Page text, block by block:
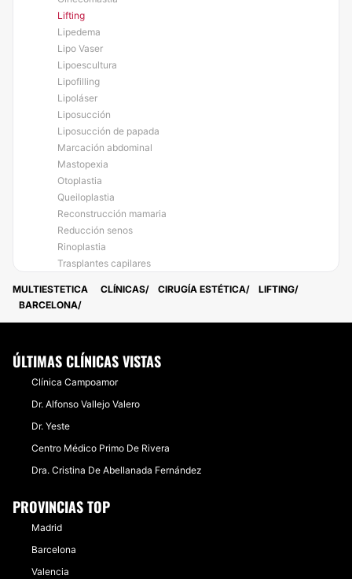
Lifting
Lipedema
Lipo Vaser
Lipoescultura
Lipofilling
Lipoláser
Liposucción
Liposucción de papada
Marcación abdominal
Mastopexia
Otoplastia
Queiloplastia
Reconstrucción mamaria
Reducción senos
Rinoplastia
Trasplantes capilares
MULTIESTETICA CLÍNICAS CIRUGÍA ESTÉTICA
LIFTING
BARCELONA
ÚLTIMAS CLÍNICAS VISTAS
Clínica Campoamor
Dr. Alfonso Vallejo Valero
Dr. Yeste
Centro Médico Primo De Rivera
Dra. Cristina De Abellanada Fernández
PROVINCIAS TOP
Madrid
Barcelona
Valencia